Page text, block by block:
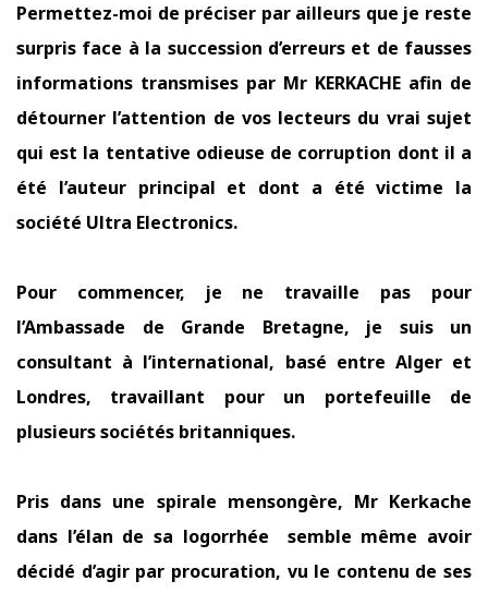
Permettez-moi de préciser par ailleurs que je reste
surpris face à la succession d’erreurs et de fausses
informations transmises par Mr KERKACHE afin de
détourner l’attention de vos lecteurs du vrai sujet
qui est la tentative odieuse de corruption dont il a
été l’auteur principal et dont a été victime la
société Ultra Electronics.
Pour commencer, je ne travaille pas pour
l’Ambassade de Grande Bretagne, je suis un
consultant à l’international, basé entre Alger et
Londres, travaillant pour un portefeuille de
plusieurs sociétés britanniques.
Pris dans une spirale mensongère, Mr Kerkache
dans l’élan de sa logorrhée
semble même avoir
décidé d’agir par procuration, vu le contenu de ses